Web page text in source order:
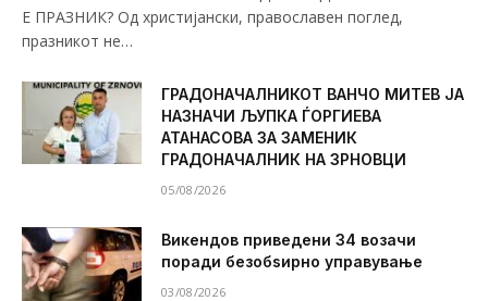
Е ПРАЗНИК? Од христијански, православен поглед,
празникот не…
ГРАДОНАЧАЛНИКОТ ВАНЧО МИТЕВ ЈА
НАЗНАЧИ ЉУПКА ЃОРГИЕВА
АТАНАСОВА ЗА ЗАМЕНИК
ГРАДОНАЧАЛНИК НА ЗРНОВЦИ
05/08/2026
Викендов приведени 34 возачи
поради безобѕирно управување
03/08/2026